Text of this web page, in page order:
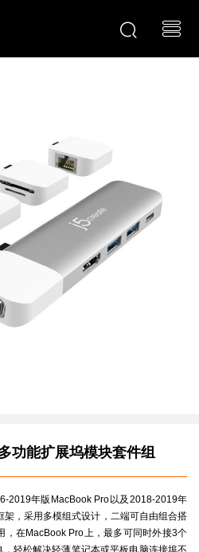
功能扩展坞模块套件组
2019年版MacBook Pro以及2018-2019年
，采用多模组式设计，二端可自由组合搭
，在MacBook Pro上，最多可同时外接3个